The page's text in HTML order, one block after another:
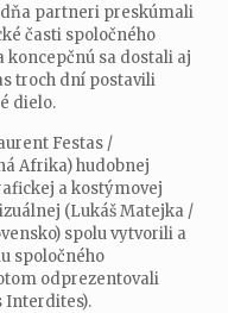
partneri preskúmali
časti spoločného
koncepčnú sa dostali aj
troch dní postavili
dielo.
Festas /
Afrika) hudobnej
a kostýmovej
(Lukáš Matejka /
spolu vytvorili a
spoločného
odprezentovali
Interdites).